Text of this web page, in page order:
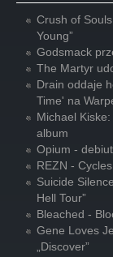
Crush of
Young”
Godsmack
The Martyr
Drain oddaje
Time' na
Michael
album
Opium -
REZN -
Suicide
Hell Tour”
Bleached -
Gene Loves
„Discover”